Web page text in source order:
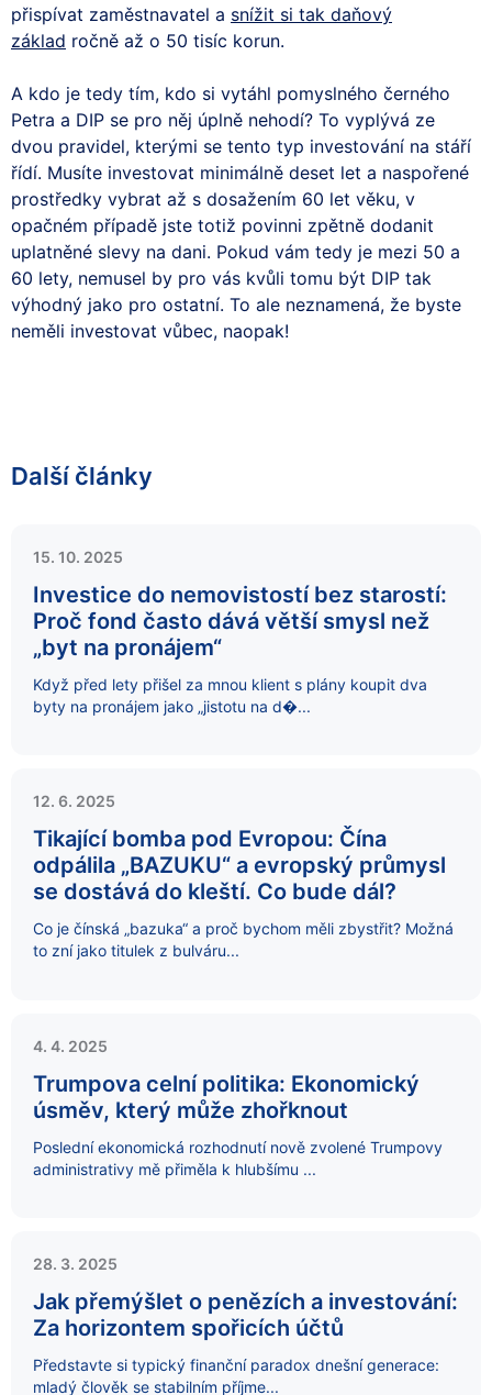
přispívat zaměstnavatel a snížit si tak daňový
základ ročně až o 50 tisíc korun.
A kdo je tedy tím, kdo si vytáhl pomyslného černého
Petra a DIP se pro něj úplně nehodí? To vyplývá ze
dvou pravidel, kterými se tento typ investování na stáří
řídí. Musíte investovat minimálně deset let a naspořené
prostředky vybrat až s dosažením 60 let věku, v
opačném případě jste totiž povinni zpětně dodanit
uplatněné slevy na dani. Pokud vám tedy je mezi 50 a
60 lety, nemusel by pro vás kvůli tomu být DIP tak
výhodný jako pro ostatní. To ale neznamená, že byste
neměli investovat vůbec, naopak!
Další články
15. 10. 2025
Investice do nemovistostí bez starostí:
Proč fond často dává větší smysl než
„byt na pronájem“
Když před lety přišel za mnou klient s plány koupit dva
byty na pronájem jako „jistotu na d�...
12. 6. 2025
Tikající bomba pod Evropou: Čína
odpálila „BAZUKU“ a evropský průmysl
se dostává do kleští. Co bude dál?
Co je čínská „bazuka“ a proč bychom měli zbystřit? Možná
to zní jako titulek z bulváru...
4. 4. 2025
Trumpova celní politika: Ekonomický
úsměv, který může zhořknout
Poslední ekonomická rozhodnutí nově zvolené Trumpovy
administrativy mě přiměla k hlubšímu ...
28. 3. 2025
Jak přemýšlet o penězích a investování:
Za horizontem spořicích účtů
Představte si typický finanční paradox dnešní generace:
mladý člověk se stabilním příjme...